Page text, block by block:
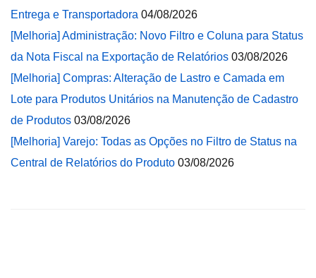
Entrega e Transportadora 04/08/2026
[Melhoria] Administração: Novo Filtro e Coluna para Status
da Nota Fiscal na Exportação de Relatórios 03/08/2026
[Melhoria] Compras: Alteração de Lastro e Camada em
Lote para Produtos Unitários na Manutenção de Cadastro
de Produtos 03/08/2026
[Melhoria] Varejo: Todas as Opções no Filtro de Status na
Central de Relatórios do Produto 03/08/2026